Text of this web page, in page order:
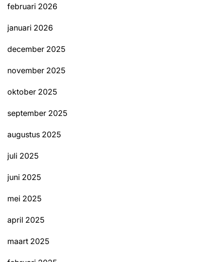
februari 2026
januari 2026
december 2025
november 2025
oktober 2025
september 2025
augustus 2025
juli 2025
juni 2025
mei 2025
april 2025
maart 2025